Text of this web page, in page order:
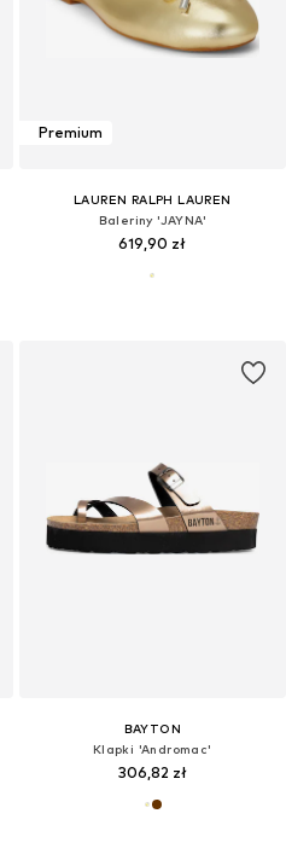
Premium
LAUREN RALPH LAUREN
Baleriny 'JAYNA'
619,90 zł
BAYTON
Klapki 'Andromac'
306,82 zł